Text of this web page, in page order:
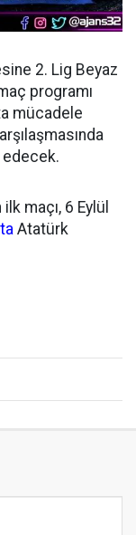
2. Lig Beyaz
programı
mücadele
edecek.
maçı, 6 Eylül
Atatürk